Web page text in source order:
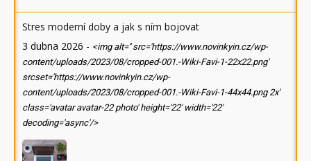
Stres moderní doby a jak s ním bojovat
3 dubna 2026 - <img alt='' src='https://www.novinkyin.cz/wp-
content/uploads/2023/08/cropped-001.-Wiki-Favi-1-22x22.png'
srcset='https://www.novinkyin.cz/wp-
content/uploads/2023/08/cropped-001.-Wiki-Favi-1-44x44.png 2x'
class='avatar avatar-22 photo' height='22' width='22'
decoding='async'/>